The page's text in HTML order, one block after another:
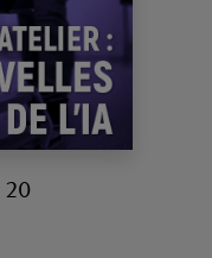
20